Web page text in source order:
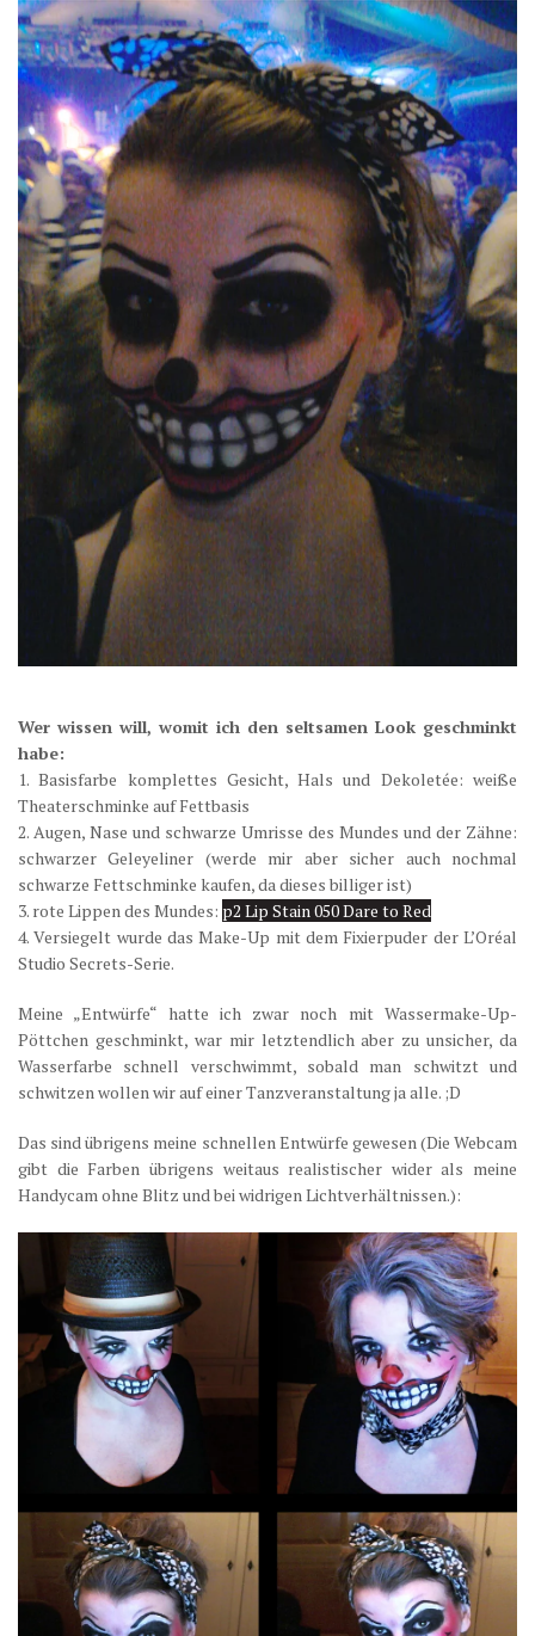
Wer wissen will, womit ich den seltsamen Look geschminkt
habe:
1. Basisfarbe komplettes Gesicht, Hals und Dekoletée: weiße
Theaterschminke auf Fettbasis
2. Augen, Nase und schwarze Umrisse des Mundes und der Zähne:
schwarzer Geleyeliner (werde mir aber sicher auch nochmal
schwarze Fettschminke kaufen, da dieses billiger ist)
3. rote Lippen des Mundes: p2 Lip Stain 050 Dare to Red
4. Versiegelt wurde das Make-Up mit dem Fixierpuder der L’Oréal
Studio Secrets-Serie.
Meine „Entwürfe“ hatte ich zwar noch mit Wassermake-Up-
Pöttchen geschminkt, war mir letztendlich aber zu unsicher, da
Wasserfarbe schnell verschwimmt, sobald man schwitzt und
schwitzen wollen wir auf einer Tanzveranstaltung ja alle. ;D
Das sind übrigens meine schnellen Entwürfe gewesen (Die Webcam
gibt die Farben übrigens weitaus realistischer wider als meine
Handycam ohne Blitz und bei widrigen Lichtverhältnissen.):